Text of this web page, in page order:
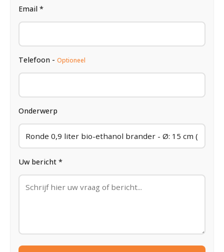
Email *
Telefoon - Optioneel
Onderwerp
Uw bericht *